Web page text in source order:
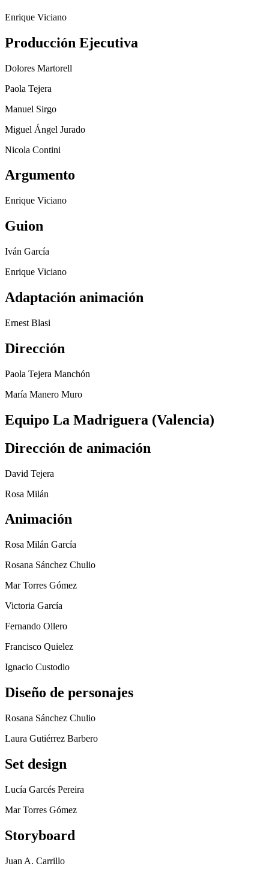
Enrique Viciano
Producción Ejecutiva
Dolores Martorell
Paola Tejera
Manuel Sirgo
Miguel Ángel Jurado
Nicola Contini
Argumento
Enrique Viciano
Guion
Iván García
Enrique Viciano
Adaptación animación
Ernest Blasi
Dirección
Paola Tejera Manchón
María Manero Muro
Equipo La Madriguera (Valencia)
Dirección de animación
David Tejera
Rosa Milán
Animación
Rosa Milán García
Rosana Sánchez Chulio
Mar Torres Gómez
Victoria García
Fernando Ollero
Francisco Quielez
Ignacio Custodio
Diseño de personajes
Rosana Sánchez Chulio
Laura Gutiérrez Barbero
Set design
Lucía Garcés Pereira
Mar Torres Gómez
Storyboard
Juan A. Carrillo